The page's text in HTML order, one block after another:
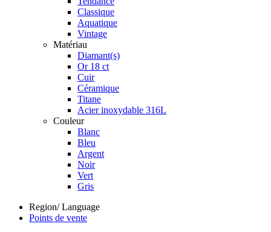
Classique
Aquatique
Vintage
Matériau
Diamant(s)
Or 18 ct
Cuir
Céramique
Titane
Acier inoxydable 316L
Couleur
Blanc
Bleu
Argent
Noir
Vert
Gris
Region/ Language
Points de vente